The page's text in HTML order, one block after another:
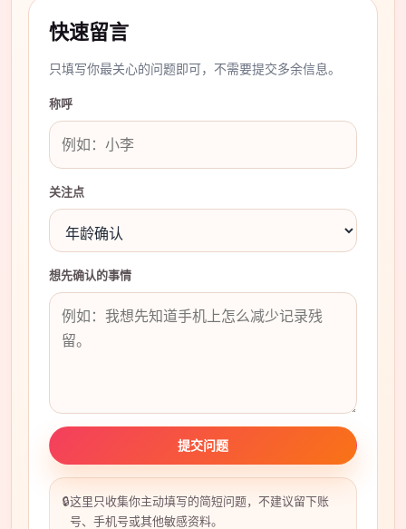
快速留言
只填写你最关心的问题即可，不需要提交多余信息。
称呼
关注点
想先确认的事情
提交问题
🔒这里只收集你主动填写的简短问题，不建议留下账
号、手机号或其他敏感资料。